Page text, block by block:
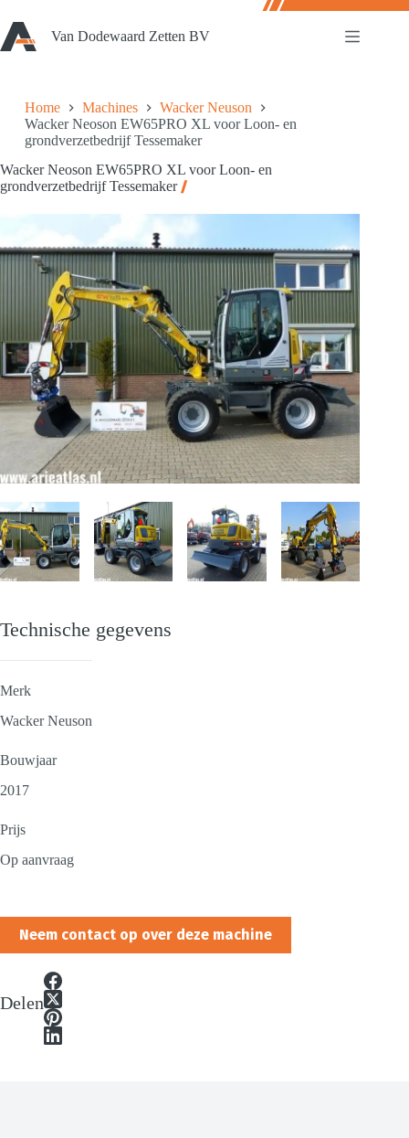
naar
de
inhoud
Van Dodewaard Zetten BV
Home Machines
Wacker Neuson
Wacker Neoson EW65PRO XL voor Loon- en
grondverzetbedrijf Tessemaker
Wacker Neoson EW65PRO XL voor Loon- en
grondverzetbedrijf Tessemaker
Technische gegevens
Merk
Wacker Neuson
Bouwjaar
2017
Prijs
Op aanvraag
Neem contact op over deze machine
Delen